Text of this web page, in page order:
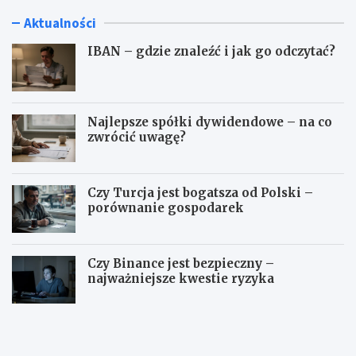
Aktualności
IBAN – gdzie znaleźć i jak go odczytać?
Najlepsze spółki dywidendowe – na co
zwrócić uwagę?
Czy Turcja jest bogatsza od Polski –
porównanie gospodarek
Czy Binance jest bezpieczny –
najważniejsze kwestie ryzyka
I
N